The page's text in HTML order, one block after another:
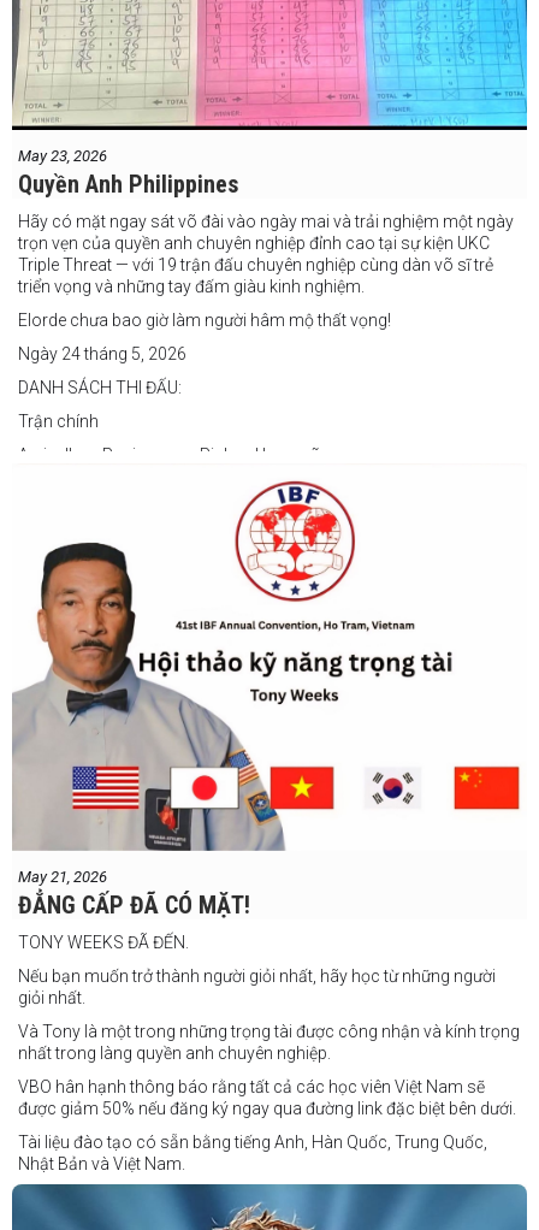
May 23, 2026
Quyền Anh Philippines
Hãy có mặt ngay sát võ đài vào ngày mai và trải nghiệm một ngày
trọn vẹn của quyền anh chuyên nghiệp đỉnh cao tại sự kiện UKC
Triple Threat — với 19 trận đấu chuyên nghiệp cùng dàn võ sĩ trẻ
triển vọng và những tay đấm giàu kinh nghiệm.
Elorde chưa bao giờ làm người hâm mộ thất vọng!
Ngày 24 tháng 5, 2026
DANH SÁCH THI ĐẤU:
Trận chính
Arvin Jhon Paciones vs Richard Laspoña
Zyvyr John Medecilo vs Tatsuro Nakashima
Junny Bugas vs Jeven Villacite
Claire Villarosa vs Felipe Tiempo
Các trận undercard
Jeff Santos vs Miller Alapormina
Yuga Ozaki vs Jonathan Refugio
Wesley Caga vs Sandy Volante
Ricson Hanginan vs Harry Omac
Salvador Gajana vs Wendel Babasol
Cherry Mae Rosas vs Charimae Salvador
Daniel Balois vs Sherwin Andes
Vincent Siordia vs Kresler Tenorio
Jeffer Rhoy Mendoza vs Eranio Pisador
Mikko Camingawan vs Rovick Embuscado
Meredy Michael vs Aisah Alico
Ian Carl Muyso vs Marvin Zamora
Franz Carl Muyso vs Ariel Antonio
Hãy rủ bạn bè và gia đình cùng tham gia để tận hưởng một ngày
tuyệt vời và chứng kiến QUYỀN ANH Ở ĐỈNH CAO NHẤT!
May 21, 2026
ĐẲNG CẤP ĐÃ CÓ MẶT!
TONY WEEKS ĐÃ ĐẾN.
Nếu bạn muốn trở thành người giỏi nhất, hãy học từ những người
giỏi nhất.
Và Tony là một trong những trọng tài được công nhận và kính trọng
nhất trong làng quyền anh chuyên nghiệp.
VBO hân hạnh thông báo rằng tất cả các học viên Việt Nam sẽ
được giảm 50% nếu đăng ký ngay qua đường link đặc biệt bên dưới.
Tài liệu đào tạo có sẵn bằng tiếng Anh, Hàn Quốc, Trung Quốc,
Nhật Bản và Việt Nam.
Số lượng chỗ có hạn, hãy nhanh tay đăng ký!